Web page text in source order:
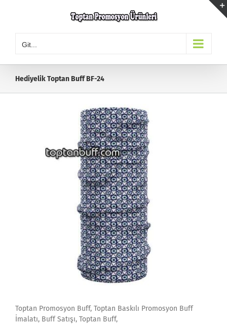
Git...
Hediyelik Toptan Buff BF-24
Toptan Promosyon Buff, Toptan Baskılı Promosyon Buff
İmalatı, Buff Satışı, Toptan Buff,